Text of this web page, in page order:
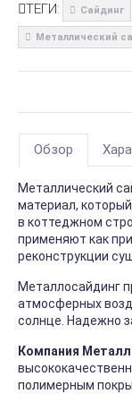
ТЕГИ: Сайдинг
Металлический
Обзор
Металлический
материал,
в коттеджном
применяют как
реконструкции
Металлосайдинг
атмосферных
солнце. Надежно
Компания
полимерным